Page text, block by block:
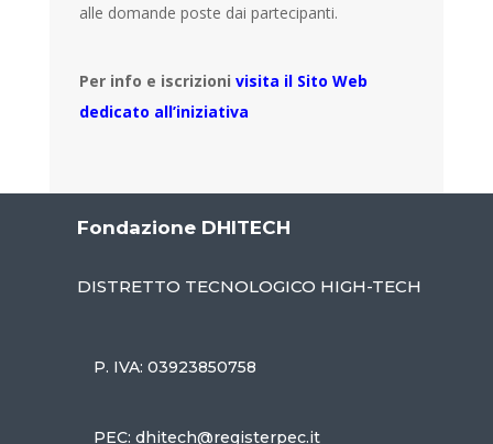
alle domande poste dai partecipanti.
Per info e iscrizioni visita il Sito Web
dedicato all’iniziativa
Fondazione DHITECH
DISTRETTO TECNOLOGICO HIGH-TECH
P. IVA: 03923850758
PEC: dhitech@registerpec.it